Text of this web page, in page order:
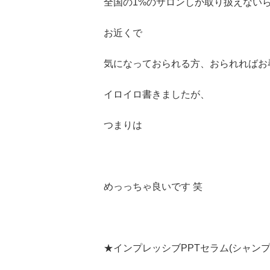
全国の1%のサロンしか取り扱えない
お近くで
気になっておられる方、おられればお
イロイロ書きましたが、
つまりは
めっっちゃ良いです 笑
★インプレッシブPPTセラム(シャン